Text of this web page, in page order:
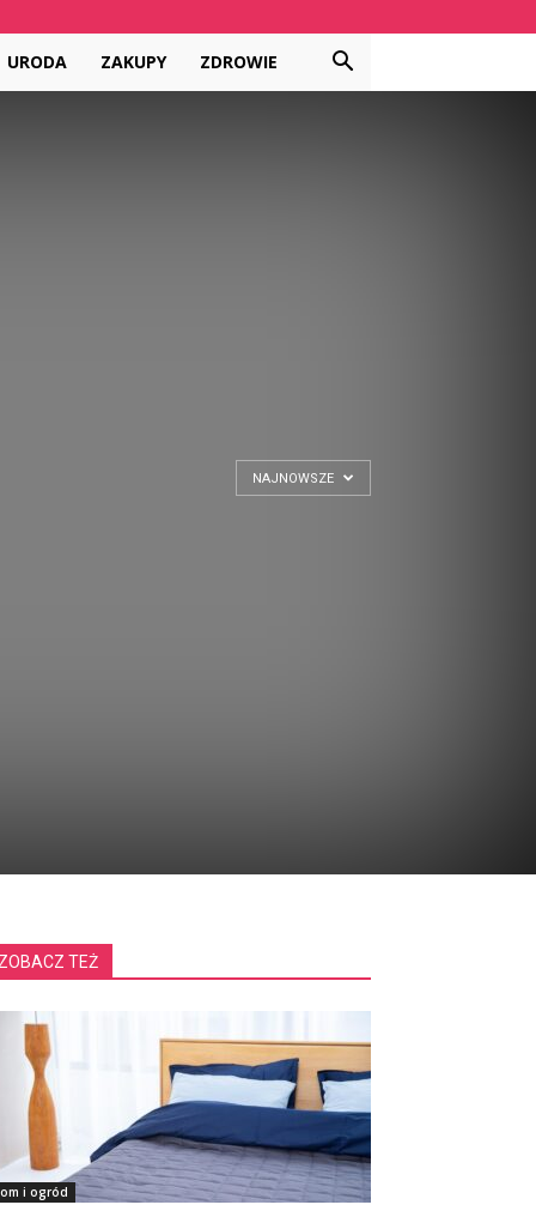
URODA ZAKUPY ZDROWIE
NAJNOWSZE
ZOBACZ TEŻ
i ogród